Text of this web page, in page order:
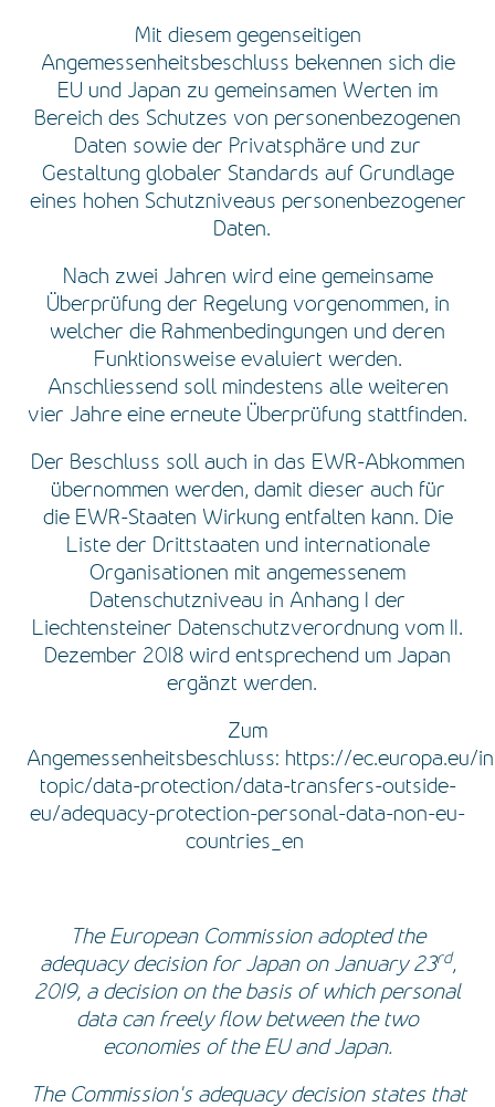
Mit diesem gegenseitigen
Angemessenheitsbeschluss bekennen sich die
EU und Japan zu gemeinsamen Werten im
Bereich des Schutzes von personenbezogenen
Daten sowie der Privatsphäre und zur
Gestaltung globaler Standards auf Grundlage
eines hohen Schutzniveaus personenbezogener
Daten.
Nach zwei Jahren wird eine gemeinsame
Überprüfung der Regelung vorgenommen, in
welcher die Rahmenbedingungen und deren
Funktionsweise evaluiert werden.
Anschliessend soll mindestens alle weiteren
vier Jahre eine erneute Überprüfung stattfinden.
Der Beschluss soll auch in das EWR-Abkommen
übernommen werden, damit dieser auch für
die EWR-Staaten Wirkung entfalten kann. Die
Liste der Drittstaaten und internationale
Organisationen mit angemessenem
Datenschutzniveau in Anhang 1 der
Liechtensteiner Datenschutzverordnung vom 11.
Dezember 2018 wird entsprechend um Japan
ergänzt werden.
Zum
Angemessenheitsbeschluss: https://ec.europa.eu/
topic/data-protection/data-transfers-outside-
eu/adequacy-protection-personal-data-non-eu-
countries_en
The European Commission adopted the
adequacy decision for Japan on January 23rd,
2019, a decision on the basis of which personal
data can freely flow between the two
economies of the EU and Japan.
The Commission's adequacy decision states that